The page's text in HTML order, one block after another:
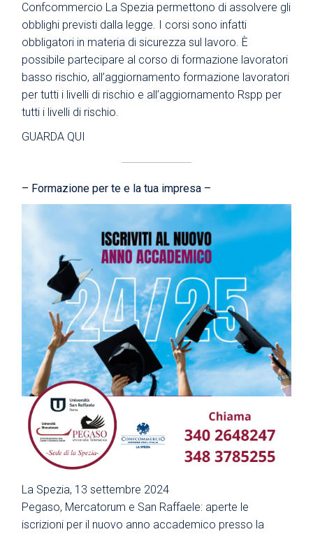
Confcommercio La Spezia permettono di assolvere gli
obblighi previsti dalla legge. I corsi sono infatti
obbligatori in materia di sicurezza sul lavoro. È
possibile partecipare al corso di formazione lavoratori
basso rischio, all’aggiornamento formazione lavoratori
per tutti i livelli di rischio e all’aggiornamento Rspp per
tutti i livelli di rischio.
GUARDA QUI
– Formazione per te e la tua impresa –
La Spezia, 13 settembre 2024
Pegaso, Mercatorum e San Raffaele: aperte le
iscrizioni per il nuovo anno accademico presso la